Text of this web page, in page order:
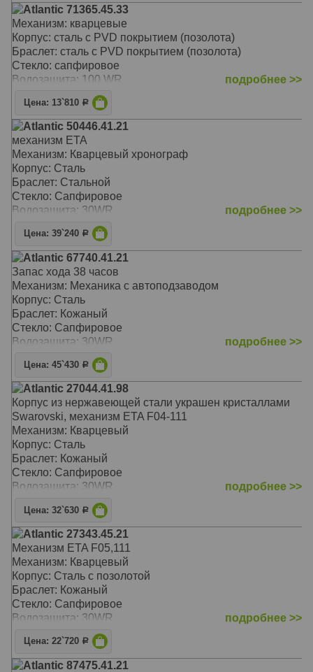
Atlantic 71365.45.33
Механизм: кварцевые
Корпус: сталь с PVD покрытием (позолота)
Браслет: сталь с PVD покрытием (позолота)
Стекло: сапфировое
Водозащита: 100 WR
подробнее >>
Цена: 13`810 Р
Atlantic 50446.41.21
механизм ETA
Механизм: Кварцевый хронограф
Корпус: Сталь
Браслет: Стальной
Стекло: Сапфировое
Водозащита: 30WR
подробнее >>
Цена: 39`240 Р
Atlantic 67740.41.21
Запас хода 38 часов
Механизм: Механика с автоподзаводом
Корпус: Сталь
Браслет: Кожаный
Стекло: Сапфировое
Водозащита: 30WR
подробнее >>
Цена: 45`430 Р
Atlantic 27044.41.98
Корпус из нержавеющей стали украшен кристаллами
Swarovski, механизм ETA F04-111
Механизм: Кварцевый
Корпус: Сталь
Браслет: Кожаный
Стекло: Сапфировое
Водозащита: 30WR
подробнее >>
Цена: 32`630 Р
Atlantic 27343.45.21
Механизм ETA F05,111
Механизм: Кварцевый
Корпус: Сталь с позолотой
Браслет: Кожаный
Стекло: Сапфировое
Водозащита: 30WR
подробнее >>
Цена: 22`720 Р
Atlantic 87475.41.21